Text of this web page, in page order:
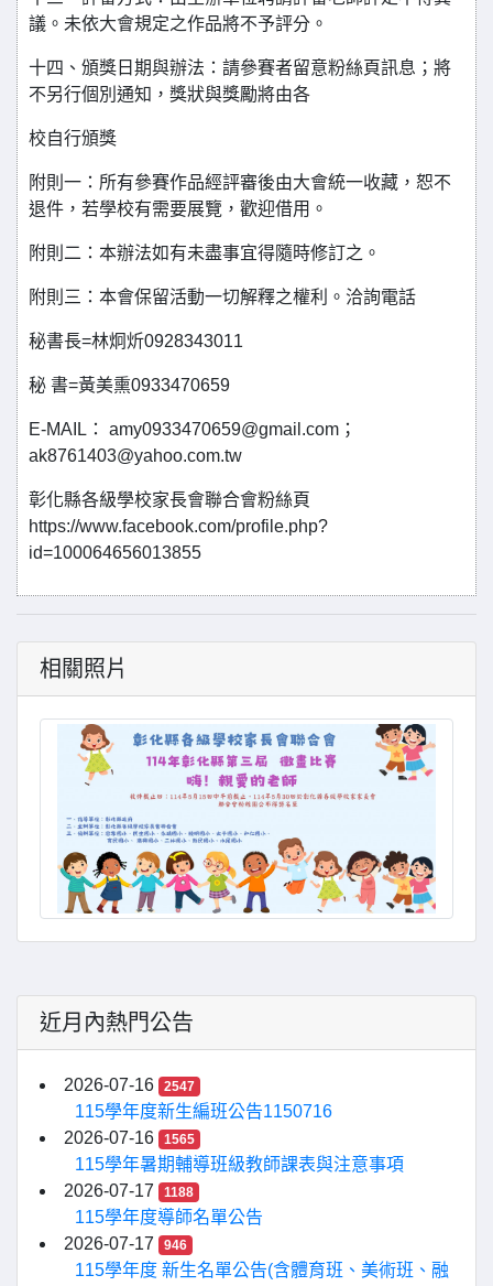
議。未依大會規定之作品將不予評分。
十四、頒獎日期與辦法：請參賽者留意粉絲頁訊息；將
不另行個別通知，獎狀與獎勵將由各
校自行頒獎
附則一：所有參賽作品經評審後由大會統一收藏，恕不
退件，若學校有需要展覽，歡迎借用。
附則二：本辦法如有未盡事宜得隨時修訂之。
附則三：本會保留活動一切解釋之權利。洽詢電話
秘書長=林炯炘0928343011
秘 書=黃美熏0933470659
E-MAIL： amy0933470659@gmail.com；
ak8761403@yahoo.com.tw
彰化縣各級學校家長會聯合會粉絲頁
https://www.facebook.com/profile.php?
id=100064656013855
相關照片
近月內熱門公告
2026-07-16 2547
115學年度新生編班公告1150716
2026-07-16
1565
115學年暑期輔導班級教師課表與注意事項
2026-07-17
1188
115學年度導師名單公告
2026-07-17
946
115學年度 新生名單公告(含體育班、美術班、融